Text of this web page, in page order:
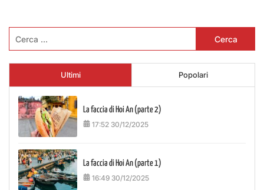
per:
Ultimi Popolari
La faccia di Hoi An (parte 2)
17:52 30/12/2025
La faccia di Hoi An (parte 1)
16:49 30/12/2025